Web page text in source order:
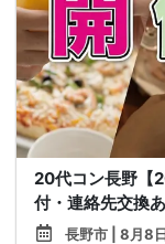
20代コン長野【
付・連絡先交換
長野市 | 8月8